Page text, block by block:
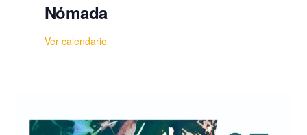
Nómada
Ver calendario